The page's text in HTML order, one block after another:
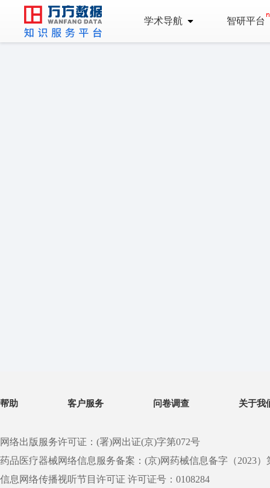
学术导航 智研平台
帮助 客户服务 问卷调查 关于我
网络出版服务许可证：(署)网出证(京)字第072号
药品医疗器械网络信息服务备案：(京)网药械信息备字（2023）
信息网络传播视听节目许可证 许可证号：0108284